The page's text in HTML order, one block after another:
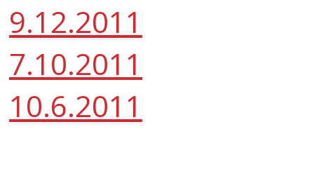
9.12.2011
7.10.2011
10.6.2011